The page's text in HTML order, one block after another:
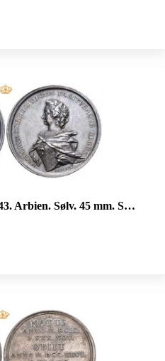
45 mm. Små riper/minor scratches